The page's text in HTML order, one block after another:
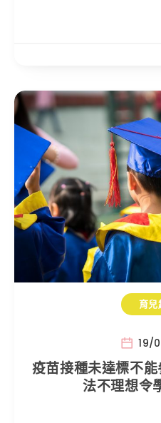
育兒
19/
疫苗接種未達標不
法不理想令